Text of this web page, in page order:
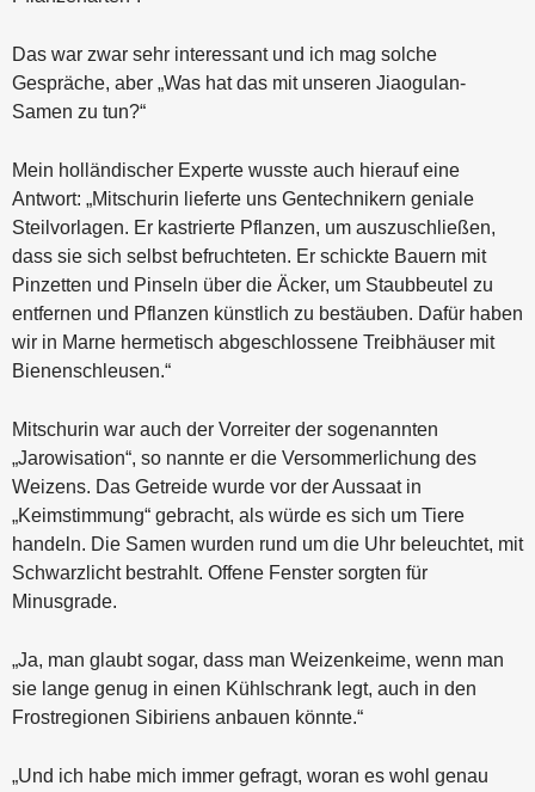
Das war zwar sehr interessant und ich mag solche
Gespräche, aber „Was hat das mit unseren Jiaogulan-
Samen zu tun?“
Mein holländischer Experte wusste auch hierauf eine
Antwort: „Mitschurin lieferte uns Gentechnikern geniale
Steilvorlagen. Er kastrierte Pflanzen, um auszuschließen,
dass sie sich selbst befruchteten. Er schickte Bauern mit
Pinzetten und Pinseln über die Äcker, um Staubbeutel zu
entfernen und Pflanzen künstlich zu bestäuben. Dafür haben
wir in Marne hermetisch abgeschlossene Treibhäuser mit
Bienenschleusen.“
Mitschurin war auch der Vorreiter der sogenannten
„Jarowisation“, so nannte er die Versommerlichung des
Weizens. Das Getreide wurde vor der Aussaat in
„Keimstimmung“ gebracht, als würde es sich um Tiere
handeln. Die Samen wurden rund um die Uhr beleuchtet, mit
Schwarzlicht bestrahlt. Offene Fenster sorgten für
Minusgrade.
„Ja, man glaubt sogar, dass man Weizenkeime, wenn man
sie lange genug in einen Kühlschrank legt, auch in den
Frostregionen Sibiriens anbauen könnte.“
„Und ich habe mich immer gefragt, woran es wohl genau